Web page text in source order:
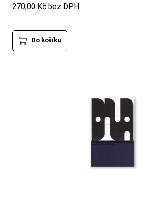
270,00 Kč bez DPH
Do košíku